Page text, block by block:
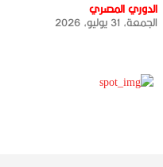
الدوري المصري
الجمعة، 31 يوليو، 2026